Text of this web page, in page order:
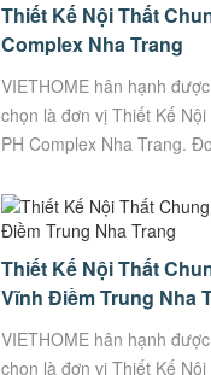
Thiết Kế Nội Thất
Complex Nha Trang
VIETHOME hân hạnh
chọn là đơn vị Thiết Kế
PH Complex Nha Trang.
sản xuất...
Thiết Kế Nội Thất
Vĩnh Điềm Trung Nha
VIETHOME hân hạnh
chọn là đơn vị Thiết Kế